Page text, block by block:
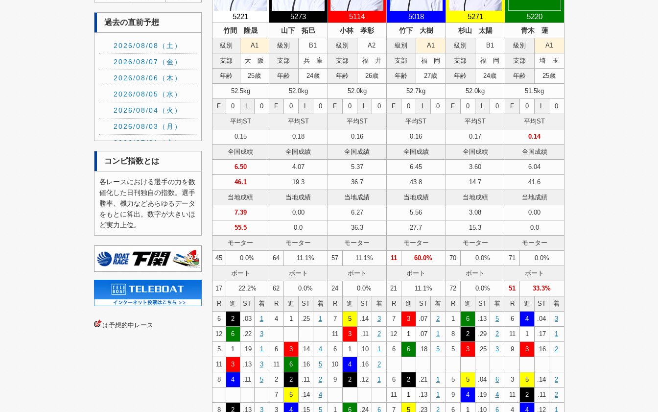
過去の直前予想
2026/08/08（土）
2026/08/07（金）
2026/08/06（木）
2026/08/05（水）
2026/08/04（火）
2026/08/03（月）
2026/07/31（金）
2026/07/30（木）
2026/07/28（火）
2026/07/27（月）
2026/07/24（金）
2026/07/22（水）
2026/07/21（火）
2026/07/20（月）
2026/07/19（日）
2026/07/13（月）
コンピ指数とは
各レースにおける選手の力を数
値化した日刊独自の指数。選手
勝率、機力などあらゆるデータ
をもとに算出。数字が大きいほ
ど実力上位。
は予想的中レース
5221 5273 5114 5018 5271 5220
竹間 隆晟 山下 拓巳 小林 孝彰 竹下 大樹 杉山 太陽 青木 蓮
級別 A1 級別 B1 級別 A2 級別 A1 級別 B1 級別 A1
支部 大 阪 支部 兵 庫 支部 福 井 支部 福 岡 支部 福 岡 支部 埼 玉
年齢 25歳 年齢 24歳 年齢 26歳 年齢 27歳 年齢 24歳 年齢 25歳
52.5kg 52.0kg 52.0kg 52.7kg 52.0kg 51.5kg
F 0 L 0 F 0 L 0 F 0 L 0 F 0 L 0 F 0 L 0 F 0 L 0
平均ST 平均ST 平均ST 平均ST 平均ST 平均ST
0.15 0.18 0.16 0.16 0.17 0.14
全国成績 全国成績 全国成績 全国成績 全国成績 全国成績
6.50 4.07 5.37 6.45 3.60 6.04
46.1 19.3 36.7 43.8 14.7 41.6
当地成績 当地成績 当地成績 当地成績 当地成績 当地成績
7.39 0.00 6.27 5.56 3.08 0.00
55.5 0.0 36.3 27.7 15.3 0.0
モーター モーター モーター モーター モーター モーター
45 0.0% 64 11.1% 57 11.1% 11 60.0% 70 0.0% 71 0.0%
ボート ボート ボート ボート ボート ボート
17 22.2% 62 0.0% 24 0.0% 21 11.1% 72 0.0% 51 33.3%
R 進 ST 着 R 進 ST 着 R 進 ST 着 R 進 ST 着 R 進 ST 着 R 進 ST 着
6 2 .03 1 4 1 .25 1 7 5 .14 3 7 3 .07 2 1 6 .13 5 6 4 .04 3
12 6 .22 3 11 3 .11 2 12 1 .07 1 8 2 .29 2 11 1 .17 1
5 1 .19 1 6 3 .14 4 6 1 .10 1 6 6 .18 5 5 3 .25 3 9 3 .16 2
11 3 .13 3 11 6 .16 5 10 4 .16 2
8 4 .11 5 2 2 .11 2 9 2 .12 1 6 2 .21 1 5 5 .04 6 3 5 .14 2
7 5 .14 4 11 1 .13 1 9 4 .19 4 11 2 .11 2
8 2 .13 3 3 4 .15 5 1 6 .24 6 7 5 .23 2 6 1 .10 6 4 4 .12 1